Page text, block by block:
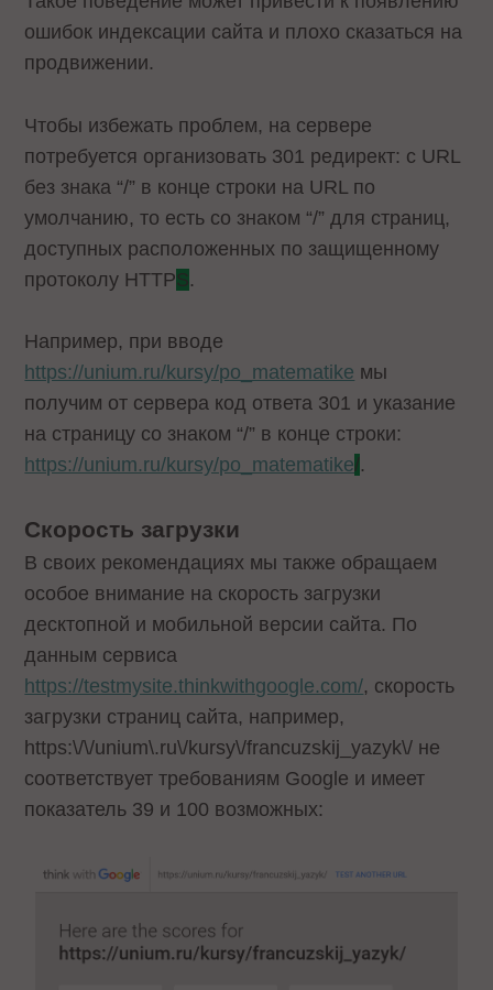
ошибок индексации сайта и плохо сказаться на
продвижении.
Чтобы избежать проблем, на сервере
потребуется организовать 301 редирект: с URL
без знака “/” в конце строки на URL по
умолчанию, то есть со знаком “/” для страниц,
доступных расположенных по защищенному
протоколу HTTPS.
Например, при вводе
https://unium.ru/kursy/po_matematike мы
получим от сервера код ответа 301 и указание
на страницу со знаком “/” в конце строки:
https://unium.ru/kursy/po_matematike/.
Скорость загрузки
В своих рекомендациях мы также обращаем
особое внимание на скорость загрузки
десктопной и мобильной версии сайта. По
данным сервиса
https://testmysite.thinkwithgoogle.com/, скорость
загрузки страниц сайта, например,
https:\/\/unium\.ru\/kursy\/francuzskij_yazyk\/ не
соответствует требованиям Google и имеет
показатель 39 и 100 возможных: